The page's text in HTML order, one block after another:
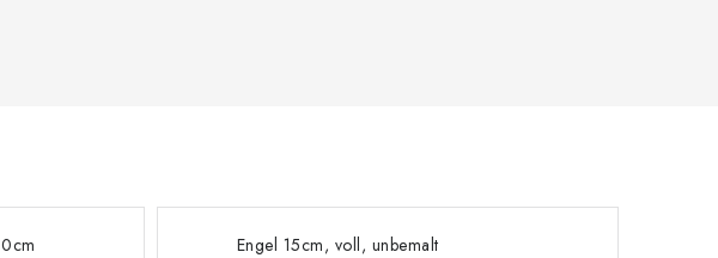
Engel 15cm, voll, unbemalt